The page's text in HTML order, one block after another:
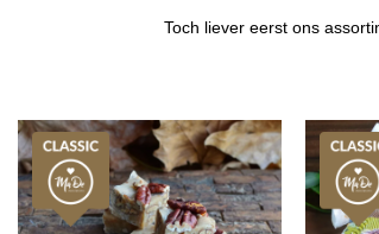
Toch liever eerst ons